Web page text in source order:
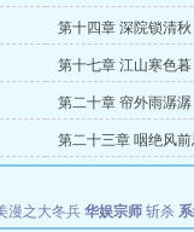
第十四章 深院锁清秋
第十七章 江山寒色暮
第二十章 帘外雨潺潺
第二十三章 咽绝风前
漫之大冬兵 华娱宗师 斩杀